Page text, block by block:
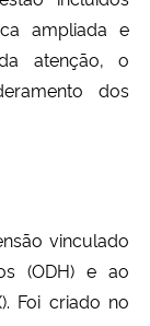
ampliada e
atenção, o
dos
vinculado
(ODH) e ao
Foi criado no